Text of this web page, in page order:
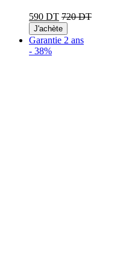
590 DT 720 DT
J'achète
Garantie 2 ans
- 38%